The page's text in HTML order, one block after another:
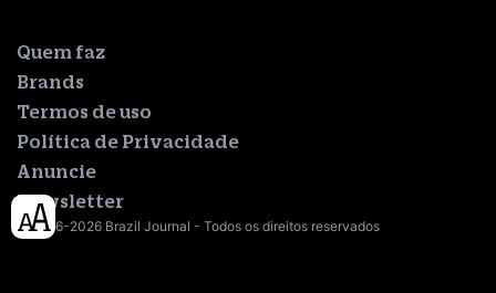
Quem faz
Brands
Termos de uso
Política de Privacidade
Anuncie
Newsletter
© 2016-2026 Brazil Journal - Todos os direitos reservados